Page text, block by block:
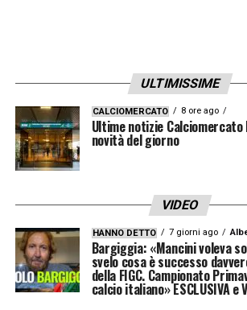
ULTIMISSIME
CALCIOMERCATO 8 ore ago
Ultime notizie
novità del giorno
VIDEO
HANNO DETTO 7 giorni ago
Bargiggia: «Mancini voleva
svelo cosa è successo
della FIGC. Campionato
calcio italiano» ESCLUSIVA e